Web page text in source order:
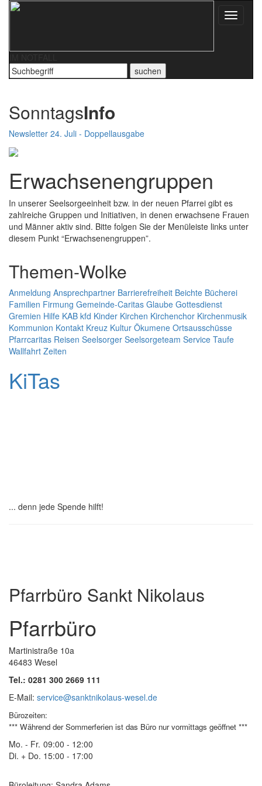
Toggle
SonntagsInfo
Newsletter 24. Juli - Doppellausgabe
Erwachsenengruppen
In unserer Seelsorgeeinheit bzw. in der neuen Pfarrei gibt es
zahlreiche Gruppen und Initiativen, in denen erwachsene Frauen
und Männer aktiv sind. Bitte folgen Sie der Menüleiste links unter
diesem Punkt “Erwachsenengruppen”.
Themen-Wolke
Anmeldung Ansprechpartner Barrierefreiheit Beichte Bücherei
Familien Firmung Gemeinde-Caritas Glaube Gottesdienst
Gremien Hilfe KAB kfd Kinder Kirchen Kirchenchor Kirchenmusik
Kommunion Kontakt Kreuz Kultur Ökumene Ortsausschüsse
Pfarrcaritas Reisen Seelsorger Seelsorgeteam Service Taufe
Wallfahrt Zeiten
KiTas
... denn jede Spende hilft!
Pfarrbüro Sankt Nikolaus
Pfarrbüro
Martinistraße 10a
46483 Wesel
Tel.: 0281 300 2669 111
E-Mail: service@sanktnikolaus-wesel.de
Bürozeiten:
*** Während der Sommerferien ist das Büro nur vormittags geöffnet ***
Mo. - Fr. 09:00 - 12:00
Di. + Do. 15:00 - 17:00